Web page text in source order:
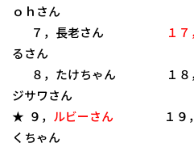
ｏｈさん
７，長老さん
１
るさん
８，たけちゃん １８
ジサワさん
★ ９， ルビーさん １９，
くちゃん